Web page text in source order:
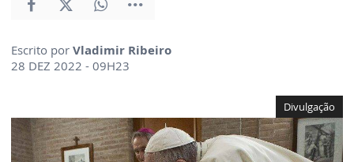
Escrito por Vladimir Ribeiro
28 DEZ 2022 - 09H23
Divulgação